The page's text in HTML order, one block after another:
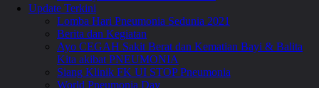
Update Terkini
Lomba Hari Pneumonia Sedunia 2021
Berita dan Kegiatan
Ayo CEGAH Sakit Berat dan Kematian Bayi & Balita
Kita akibat PNEUMONIA
Siang Klinik FK UI STOP Pneumonia
World Pneumonia Day